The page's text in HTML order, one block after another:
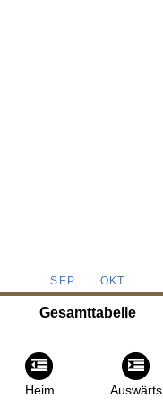
SEP OKT
Gesamttabelle
Heim Auswärts